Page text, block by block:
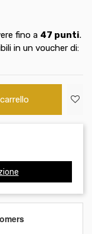
fino a 47 punti.
in un voucher di: